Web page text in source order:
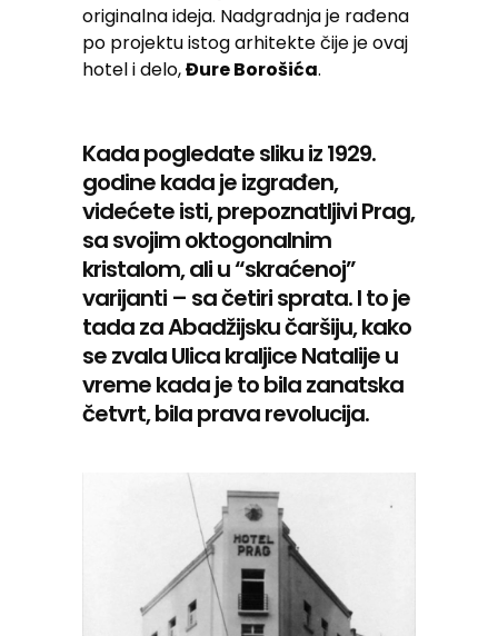
originalna ideja. Nadgradnja je rađena
po projektu istog arhitekte čije je ovaj
hotel i delo,Đure Borošića.
Kada pogledate sliku iz 1929.
godine kada je izgrađen,
videćete isti, prepoznatljivi Prag,
sa svojim oktogonalnim
kristalom, ali u “skraćenoj”
varijanti – sa četiri sprata. I to je
tada za Abadžijsku čaršiju, kako
se zvala Ulica kraljice Natalije u
vreme kada je to bila zanatska
četvrt, bila prava revolucija.